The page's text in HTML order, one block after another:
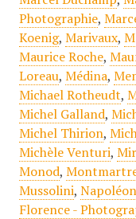
Photographie,
Koenig, Marivaux,
Maurice Roche,
Loreau, Médina,
Michael Rotheudt,
Michel Galland,
Michel Thirion,
Michèle Venturi,
Monod,
Mussolini, Napoléon
Florence -